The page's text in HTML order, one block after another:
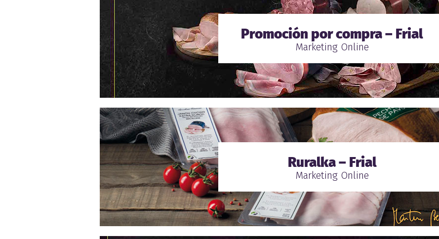
Promoción por compra – Frial
Marketing Online
Ruralka – Frial
Marketing Online